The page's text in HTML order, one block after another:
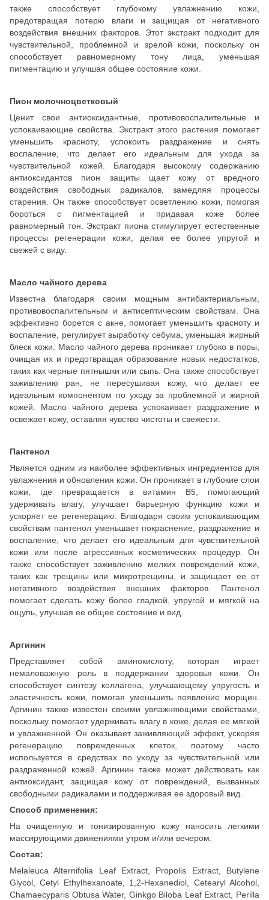
также способствует глубокому увлажнению кожи,
предотвращая потерю влаги и защищая от негативного
воздействия внешних факторов. Этот экстракт подходит для
чувствительной, проблемной и зрелой кожи, поскольку он
способствует равномерному тону лица, уменьшая
пигментацию и улучшая общее состояние кожи.
Пион молочноцветковый
Ценит свои антиоксидантные, противовоспалительные и
успокаивающие свойства. Экстракт этого растения помогает
уменьшить красноту, успокоить раздражение и снять
воспаление, что делает его идеальным для ухода за
чувствительной кожей. Благодаря высокому содержанию
антиоксидантов пион защиты щает кожу от вредного
воздействия свободных радикалов, замедляя процессы
старения. Он также способствует осветлению кожи, помогая
бороться с пигментацией и придавая коже более
равномерный тон. Экстракт пиона стимулирует естественные
процессы регенерации кожи, делая ее более упругой и
свежей с виду.
Масло чайного дерева
Известна благодаря своим мощным антибактериальным,
противовоспалительным и антисептическим свойствам. Она
эффективно борется с акне, помогает уменьшить красноту и
воспаление, регулирует выработку себума, уменьшая жирный
блеск кожи. Масло чайного дерева проникает глубоко в поры,
очищая их и предотвращая образование новых недостатков,
таких как черные пятнышки или сыпь. Она также способствует
заживлению ран, не пересушивая кожу, что делает ее
идеальным компонентом по уходу за проблемной и жирной
кожей. Масло чайного дерева успокаивает раздражение и
освежает кожу, оставляя чувство чистоты и свежести.
Пантенол
Является одним из наиболее эффективных ингредиентов для
увлажнения и обновления кожи. Он проникает в глубокие слои
кожи, где превращается в витамин B5, помогающий
удерживать влагу, улучшает барьерную функцию кожи и
ускоряет ее регенерацию. Благодаря своим успокаивающим
свойствам пантенол уменьшает покраснение, раздражение и
воспаление, что делает его идеальным для чувствительной
кожи или после агрессивных косметических процедур. Он
также способствует заживлению мелких повреждений кожи,
таких как трещины или микротрещины, и защищает ее от
негативного воздействия внешних факторов. Пантенол
помогает сделать кожу более гладкой, упругой и мягкой на
ощупь, улучшая ее общее состояние и вид.
Аргинин
Представляет собой аминокислоту, которая играет
немаловажную роль в поддержании здоровья кожи. Он
способствует синтезу коллагена, улучшающему упругость и
эластичность кожи, помогая уменьшить появление морщин.
Аргинин также известен своими увлажняющими свойствами,
поскольку помогает удерживать влагу в коже, делая ее мягкой
и увлажненной. Он оказывает заживляющий эффект, ускоряя
регенерацию поврежденных клеток, поэтому часто
используется в средствах по уходу за чувствительной или
раздраженной кожей. Аргинин также может действовать как
антиоксидант, защищая кожу от повреждений, вызванных
свободными радикалами и поддерживая ее здоровый вид.
Способ применения:
На очищенную и тонизированную кожу наносить легкими
массирующими движениями утром и/или вечером.
Состав:
Melaleuca Alternifolia Leaf Extract, Propolis Extract, Butylene
Glycol, Cetyl Ethylhexanoate, 1,2-Hexanediol, Cetearyl Alcohol,
Chamaecyparis Obtusa Water, Ginkgo Biloba Leaf Extract, Perilla